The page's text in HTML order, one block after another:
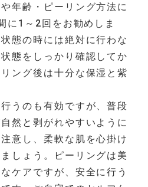
年齢・ピーリング方法に
に1～2回をお勧めしま
態の時には絶対に行わな
態をしっかり確認してか
ング後は十分な保湿と紫
うのも有効ですが、普段
然と剥がれやすいように
意し、柔軟な肌を心掛け
しょう。ピーリングは美
ケアですが、安全に行う